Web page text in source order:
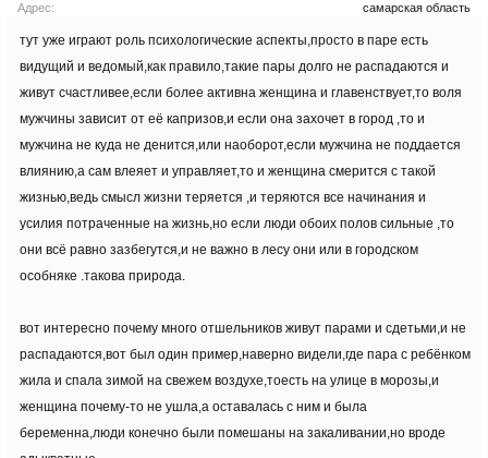
Адрес:
самарская область
тут уже играют роль психологические аспекты,просто в паре есть
видущий и ведомый,как правило,такие пары долго не распадаются и
живут счастливее,если более активна женщина и главенствует,то воля
мужчины зависит от её капризов,и если она захочет в город ,то и
мужчина не куда не денится,или наоборот,если мужчина не поддается
влиянию,а сам влеяет и управляет,то и женщина смерится с такой
жизнью,ведь смысл жизни теряется ,и теряются все начинания и
усилия потраченные на жизнь,но если люди обоих полов сильные ,то
они всё равно зазбегутся,и не важно в лесу они или в городском
особняке .такова природа.
вот интересно почему много отшельников живут парами и сдетьми,и не
распадаются,вот был один пример,наверно видели,где пара с ребёнком
жила и спала зимой на свежем воздухе,тоесть на улице в морозы,и
женщина почему-то не ушла,а оставалась с ним и была
беременна,люди конечно были помешаны на закаливании,но вроде